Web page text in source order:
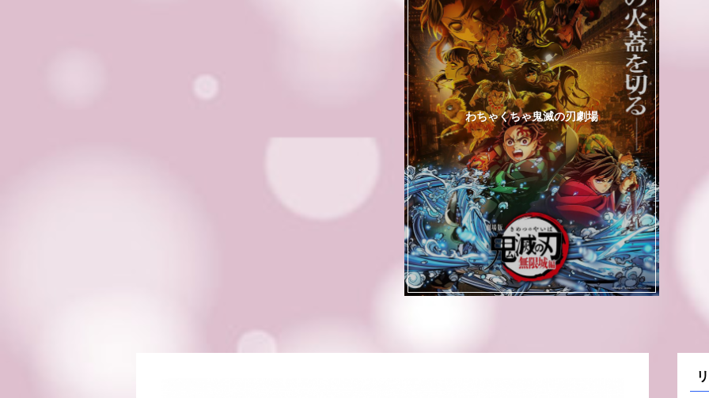
わちゃくちゃ鬼滅の刃劇場